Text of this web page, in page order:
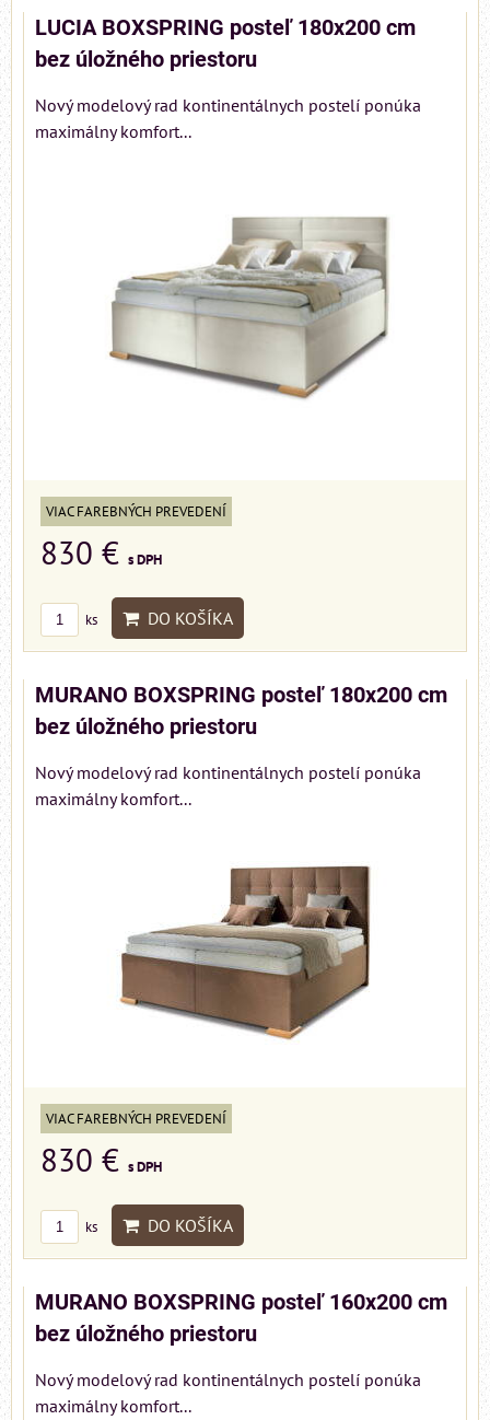
LUCIA BOXSPRING posteľ 180x200 cm
bez úložného priestoru
Nový modelový rad kontinentálnych postelí ponúka
maximálny komfort...
VIAC FAREBNÝCH PREVEDENÍ
830 € s DPH
ks DO KOŠÍKA
MURANO BOXSPRING posteľ 180x200 cm
bez úložného priestoru
Nový modelový rad kontinentálnych postelí ponúka
maximálny komfort...
VIAC FAREBNÝCH PREVEDENÍ
830 € s DPH
ks DO KOŠÍKA
MURANO BOXSPRING posteľ 160x200 cm
bez úložného priestoru
Nový modelový rad kontinentálnych postelí ponúka
maximálny komfort...